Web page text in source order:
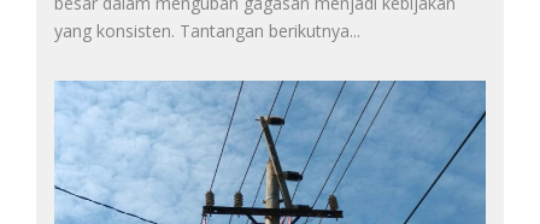
yang konsisten. Tantangan berikutnya...